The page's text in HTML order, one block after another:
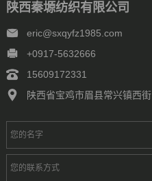
陕西秦塬纺织有限公司
eric@sxqyfz1985.com
+0917-5632666
15609172331
陕西省宝鸡市眉县常兴镇西街